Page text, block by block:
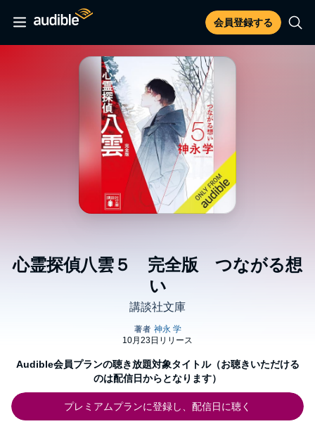
会員登録する
心霊探偵八雲５ 完全版 つながる想
い
講談社文庫
Audible会員プランの聴き放題対象タイトル（お聴きいただける
のは配信日からとなります）
プレミアムプランに登録し、配信日に聴く